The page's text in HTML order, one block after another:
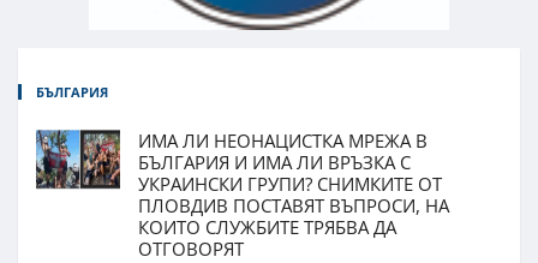
БЪЛГАРИЯ
ИМА ЛИ НЕОНАЦИСТКА МРЕЖА В
БЪЛГАРИЯ И ИМА ЛИ ВРЪЗКА С
УКРАИНСКИ ГРУПИ? СНИМКИТЕ ОТ
ПЛОВДИВ ПОСТАВЯТ ВЪПРОСИ, НА
КОИТО СЛУЖБИТЕ ТРЯБВА ДА
ОТГОВОРЯТ